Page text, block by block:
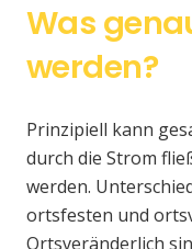
Was
werden?
Prinzipiell kann
durch die Strom
werden.
ortsfesten und
Ortsveränderlich